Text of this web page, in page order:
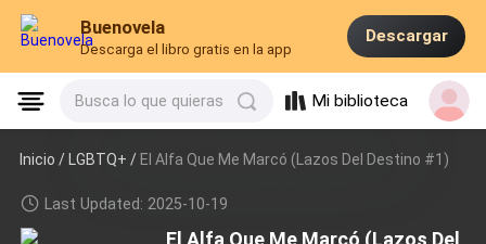
Buenovela
Descarga el libro gratis en la app
Descargar
Busca lo que quieras Mi biblioteca
Inicio /LGBTQ+ / El Alfa Que Me Marcó (Lazos Del Destino #1)
Last Updated: 2025-10-19
El Alfa Que Me Marcó (Lazos Del